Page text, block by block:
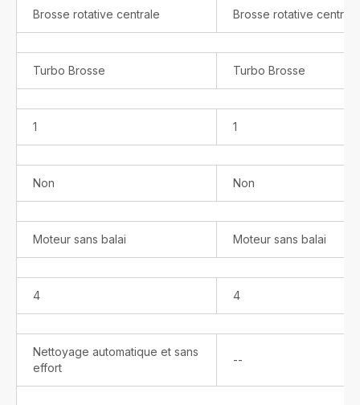
Technologie:
Laser
Brosse rotative centrale Brosse rotative centrale
Turbo Brosse Turbo Brosse
1 1
Non Non
Moteur sans balai Moteur sans balai
4 4
Nettoyage automatique et sans
effort
--